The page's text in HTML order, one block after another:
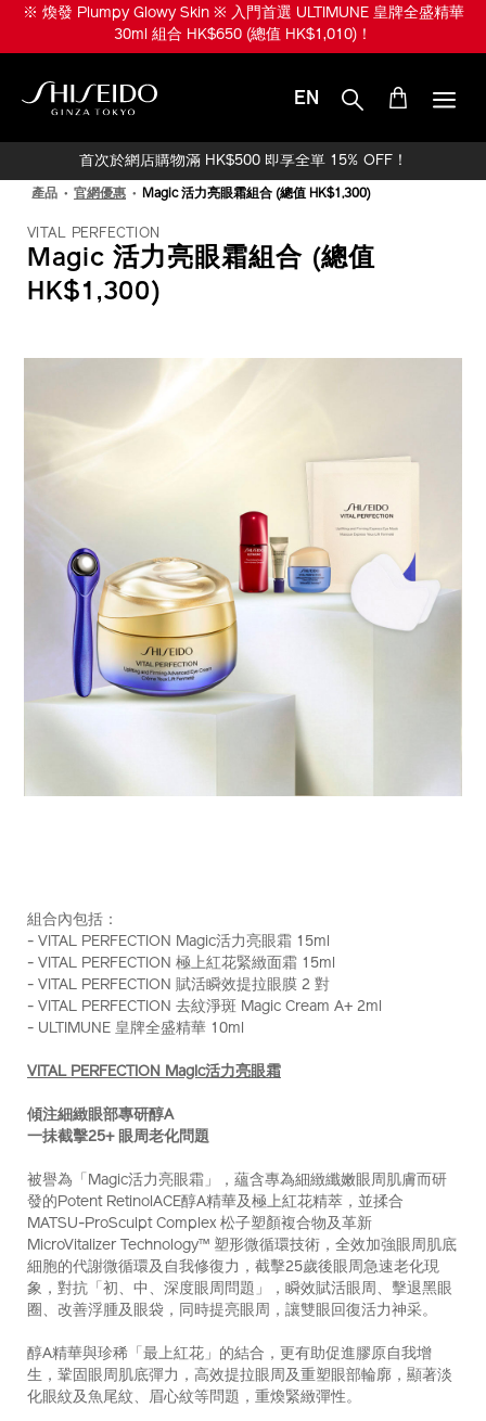
※ 煥發 Plumpy Glowy Skin ※ 入門首選 ULTIMUNE 皇牌全盛精華
30ml 組合 HK$650 (總值 HK$1,010)！
EN
首次於網店購物滿 HK$500 即享全單 15% OFF！
產品 官網優惠 Magic 活力亮眼霜組合 (總值 HK$1,300)
VITAL PERFECTION
Magic 活力亮眼霜組合 (總值
HK$1,300)
magic-
%28%E7%B8%BD%E5%80%BC-
hk%241%2C300%29-
Z12177_hk.html
編
號：
Z12177_hk
組合內包括：
- VITAL PERFECTION Magic活力亮眼霜 15ml
- VITAL PERFECTION 極上紅花緊緻面霜 15ml
- VITAL PERFECTION 賦活瞬效提拉眼膜 2 對
- VITAL PERFECTION 去紋淨斑 Magic Cream A+ 2ml
- ULTIMUNE 皇牌全盛精華 10ml
VITAL PERFECTION Magic活力亮眼霜
傾注細緻眼部專研醇A
一抺截擊25+ 眼周老化問題
被譽為「Magic活力亮眼霜」，蘊含專為細緻纖嫩眼周肌膚而研
發的Potent RetinolACE醇A精華及極上紅花精萃，並揉合
MATSU-ProSculpt Complex 松子塑顏複合物及革新
MicroVitalizer Technology™ 塑形微循環技術，全效加強眼周肌底
細胞的代謝微循環及自我修復力，截擊25歲後眼周急速老化現
象，對抗「初、中、深度眼周問題」，瞬效賦活眼周、擊退黑眼
圈、改善浮腫及眼袋，同時提亮眼周，讓雙眼回復活力神采。
醇A精華與珍稀「最上紅花」的結合，更有助促進膠原自我增
生，鞏固眼周肌底彈力，高效提拉眼周及重塑眼部輪廓，顯著淡
化眼紋及魚尾紋、眉心紋等問題，重煥緊緻彈性。